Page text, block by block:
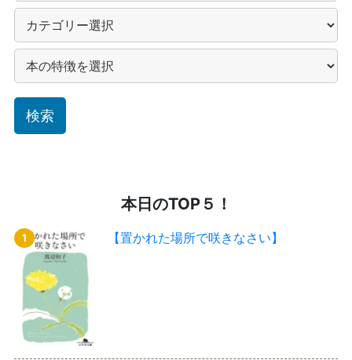
本日のTOP５！
【置かれた場所で咲きなさい】